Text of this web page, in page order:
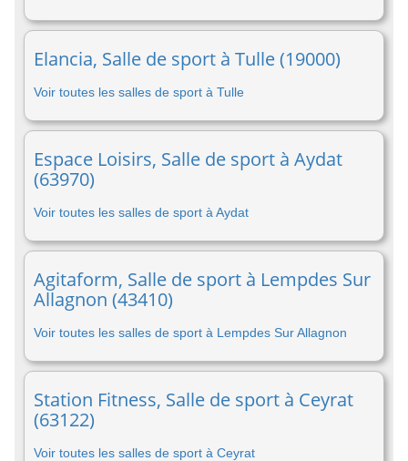
Elancia, Salle de sport à Tulle (19000)
Voir toutes les salles de sport à Tulle
Espace Loisirs, Salle de sport à Aydat
(63970)
Voir toutes les salles de sport à Aydat
Agitaform, Salle de sport à Lempdes Sur
Allagnon (43410)
Voir toutes les salles de sport à Lempdes Sur Allagnon
Station Fitness, Salle de sport à Ceyrat
(63122)
Voir toutes les salles de sport à Ceyrat